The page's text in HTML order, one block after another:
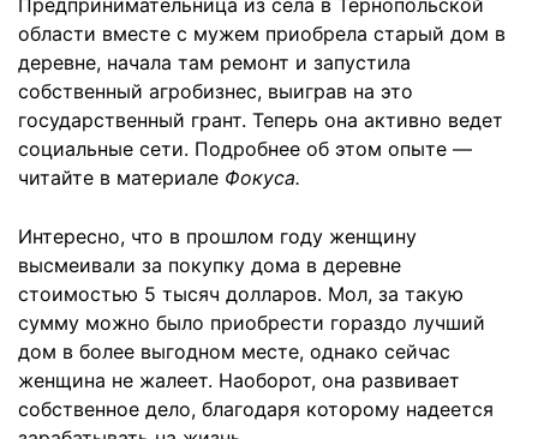
Предпринимательница из села в Тернопольской
области вместе с мужем приобрела старый дом в
деревне, начала там ремонт и запустила
собственный агробизнес, выиграв на это
государственный грант. Теперь она активно ведет
социальные сети. Подробнее об этом опыте —
читайте в материале Фокуса.
Интересно, что в прошлом году женщину
высмеивали за покупку дома в деревне
стоимостью 5 тысяч долларов. Мол, за такую
сумму можно было приобрести гораздо лучший
дом в более выгодном месте, однако сейчас
женщина не жалеет. Наоборот, она развивает
собственное дело, благодаря которому надеется